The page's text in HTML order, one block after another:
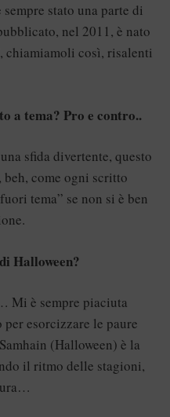
stato una parte di
nel 2011, è nato
chiamiamoli così, risalenti
a tema? Pro e contro..
sfida divertente, questo
come ogni scritto
tema” se non si è ben
Halloween?
Mi è sempre piaciuta
esorcizzare le paure
(Halloween) è la
il ritmo delle stagioni,